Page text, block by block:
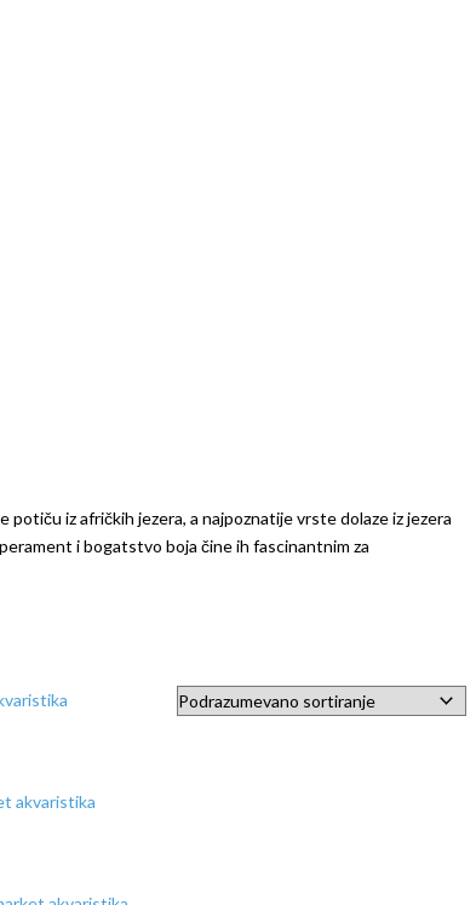
iz afričkih jezera, a najpoznatije vrste dolaze iz jezera
i bogatstvo boja čine ih fascinantnim za